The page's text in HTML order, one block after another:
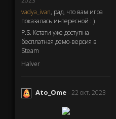
vadya_ivan, рад, что вам игра
показалась интересной : )
P.S. Кстати уже доступна
бесплатная демо-версия в
Steam
Halver
Ato_Ome- 22 окт. 2023